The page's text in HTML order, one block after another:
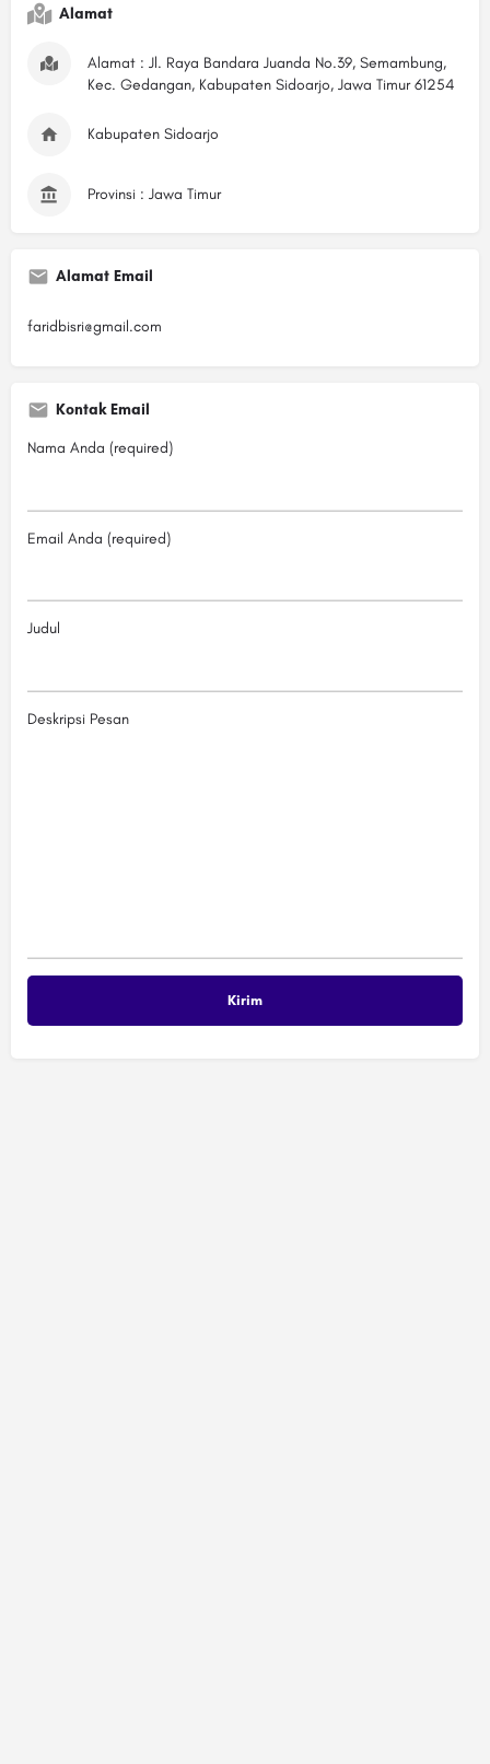
Alamat
Alamat : Jl. Raya Bandara Juanda No.39, Semambung,
Kec. Gedangan, Kabupaten Sidoarjo, Jawa Timur 61254
Kabupaten Sidoarjo
Provinsi : Jawa Timur
Alamat Email
faridbisri@gmail.com
Kontak Email
Nama Anda (required)
Email Anda (required)
Judul
Deskripsi Pesan